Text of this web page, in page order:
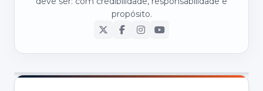
propósito.